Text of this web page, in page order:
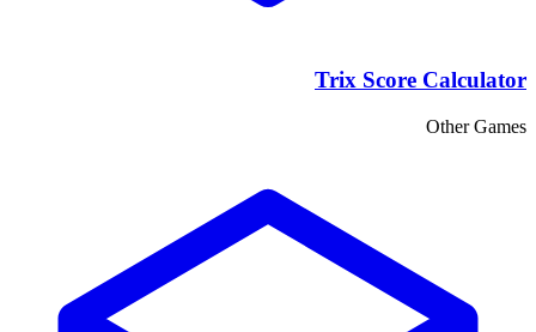
Trix Score Calculator
Other Games